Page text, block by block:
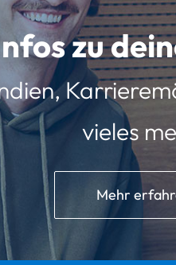
zu
vieles
Mehr